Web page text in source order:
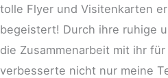
tolle Flyer und Visitenkarten
begeistert! Durch ihre ruhige
die Zusammenarbeit mit ihr
verbesserte nicht nur meine